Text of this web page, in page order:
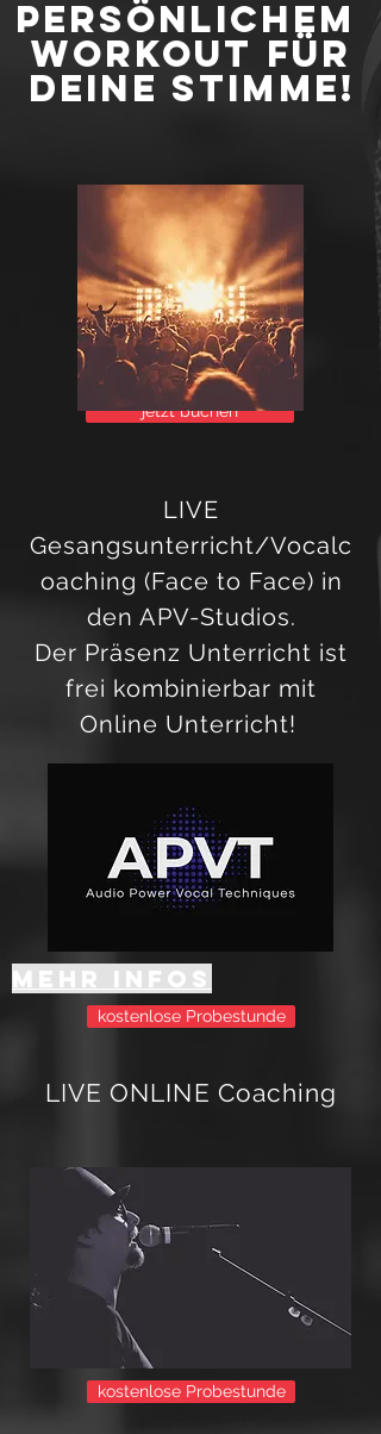
persönlichem
Workout für
deine Stimme!
jetzt buchen
LIVE
Gesangsunterricht/Vocalc
oaching (Face to Face) in
den APV-Studios.
Der Präsenz Unterricht ist
frei kombinierbar mit
Online Unterricht!
Mehr Infos
kostenlose Probestunde
LIVE ONLINE Coaching
kostenlose Probestunde